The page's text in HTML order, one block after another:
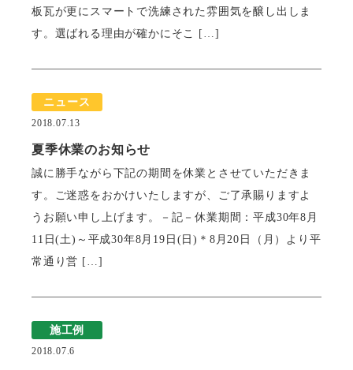
板瓦が更にスマートで洗練された雰囲気を醸し出しま
す。選ばれる理由が確かにそこ […]
ニュース
2018.07.13
夏季休業のお知らせ
誠に勝手ながら下記の期間を休業とさせていただきま
す。ご迷惑をおかけいたしますが、ご了承賜りますよ
うお願い申し上げます。－記－休業期間：平成30年8月
11日(土)～平成30年8月19日(日)＊8月20日（月）より平
常通り営 […]
施工例
2018.07.6